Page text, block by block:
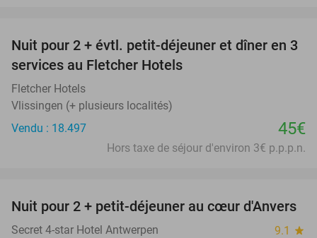
Nuit pour 2 + évtl. petit-déjeuner et dîner en 3
services au Fletcher Hotels
Fletcher Hotels
Vlissingen (+ plusieurs localités)
Vendu : 18.497
45€
Hors taxe de séjour d'environ 3€ p.p.p.n.
46%
Nuit pour 2 + petit-déjeuner au cœur d'Anvers
Secret 4-star Hotel Antwerpen 9.1 star